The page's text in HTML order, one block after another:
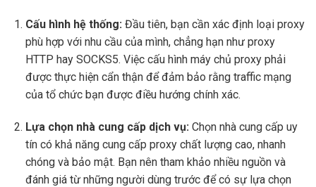
Cấu hình hệ thống: Đầu tiên, bạn cần xác định loại proxy
phù hợp với nhu cầu của mình, chẳng hạn như proxy
HTTP hay SOCKS5. Việc cấu hình máy chủ proxy phải
được thực hiện cẩn thận để đảm bảo rằng traffic mạng
của tổ chức bạn được điều hướng chính xác.
Lựa chọn nhà cung cấp dịch vụ: Chọn nhà cung cấp uy
tín có khả năng cung cấp proxy chất lượng cao, nhanh
chóng và bảo mật. Bạn nên tham khảo nhiều nguồn và
đánh giá từ những người dùng trước để có sự lựa chọn